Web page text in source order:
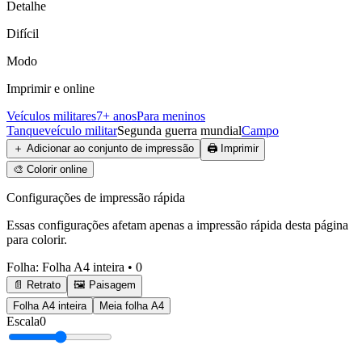
Detalhe
Difícil
Modo
Imprimir e online
Veículos militares7+ anosPara meninos
Tanqueveículo militarSegunda guerra mundialCampo
＋ Adicionar ao conjunto de impressão 🖨️ Imprimir
🎨 Colorir online
Configurações de impressão rápida
Essas configurações afetam apenas a impressão rápida desta página
para colorir.
Folha: Folha A4 inteira • 0
📄 Retrato
🖼️ Paisagem
Folha A4 inteira
Meia folha A4
Escala0